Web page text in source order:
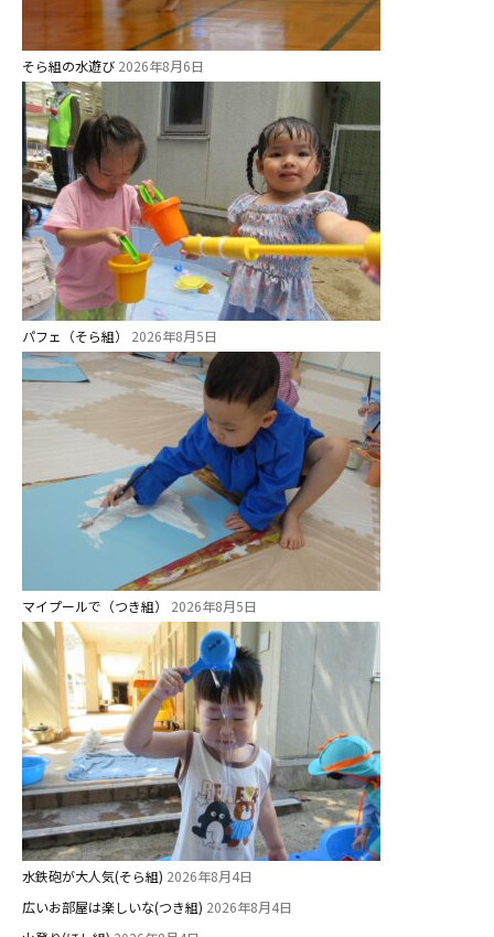
そら組の水遊び 2026年8月6日
パフェ（そら組） 2026年8月5日
マイプールで（つき組） 2026年8月5日
水鉄砲が大人気(そら組) 2026年8月4日
広いお部屋は楽しいな(つき組) 2026年8月4日
お知らせ
今日の幼稚園
園児募集要項
教職員募集
園のこと
園舎案内
安⼼・安全対策
給⾷
課外教室
理事長のことば